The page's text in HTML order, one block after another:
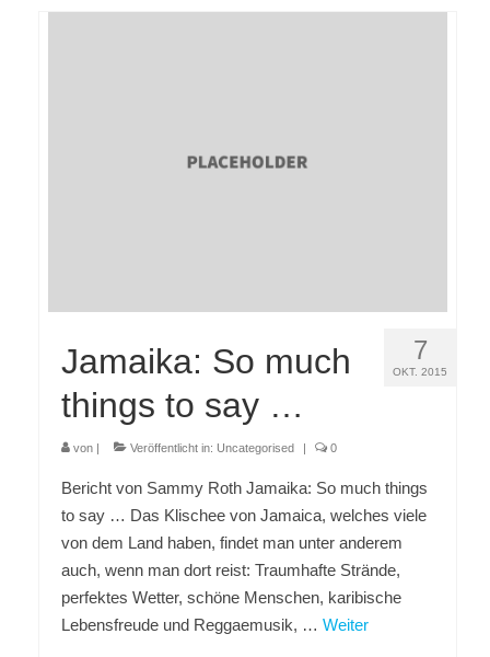
7
OKT. 2015
Jamaika: So much
things to say …
von | Veröffentlicht in: Uncategorised | 0
Bericht von Sammy Roth Jamaika: So much things
to say … Das Klischee von Jamaica, welches viele
von dem Land haben, findet man unter anderem
auch, wenn man dort reist: Traumhafte Strände,
perfektes Wetter, schöne Menschen, karibische
Lebensfreude und Reggaemusik, … Weiter